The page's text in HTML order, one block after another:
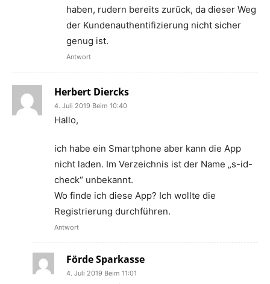
haben, rudern bereits zurück, da dieser Weg
der Kundenauthentifizierung nicht sicher
genug ist.
Antwort
Herbert Diercks
4. Juli 2019 Beim 10:40
Hallo,
ich habe ein Smartphone aber kann die App
nicht laden. Im Verzeichnis ist der Name „s-id-
check“ unbekannt.
Wo finde ich diese App? Ich wollte die
Registrierung durchführen.
Antwort
Förde Sparkasse
4. Juli 2019 Beim 11:01